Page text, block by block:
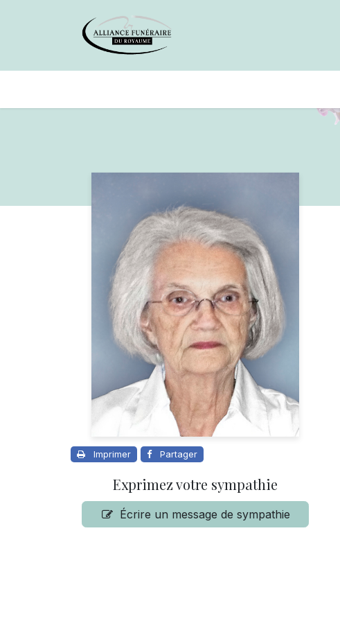
Imprimer Partager
Exprimez votre sympathie
Écrire un message de sympathie